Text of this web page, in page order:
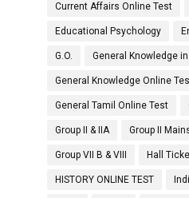
Current Affairs Online Test
Educational Psychology
G.O. General Knowledge in
General Knowledge Online
General Tamil Online Test
Group II & IIA Group II
Group VII B & VIII Hall
HISTORY ONLINE TEST